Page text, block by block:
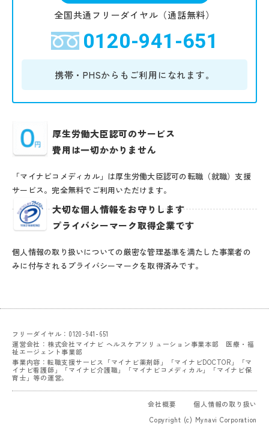
全国共通フリーダイヤル（通話無料）
0120-941-651
携帯・PHSからも ご利用になれます。
厚生労働大臣認可のサービス
費用は一切かかりません
「マイナビコメディカル」は厚生労働大臣認可の転職（就職）支援
サービス。完全無料でご利用いただけます。
大切な個人情報をお守りします
プライバシーマーク取得企業です
個人情報の取り扱いについての厳密な管理基準を満たした事業者の
みに付与されるプライバシーマークを取得済みです。
フリーダイヤル：0120-941-651
運営会社：株式会社マイナビ ヘルスケアソリューション事業本部 医療・福
祉エージェント事業部
事業内容：転職支援サービス「マイナビ薬剤師」「マイナビDOCTOR」「マ
イナビ看護師」「マイナビ介護職」「マイナビコメディカル」「マイナビ保
育士」等の運営。
会社概要
個人情報の取り扱い
Copyright (c) Mynavi Corporation